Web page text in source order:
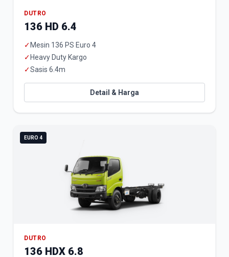
DUTRO
136 HD 6.4
✓ Mesin 136 PS Euro 4
✓ Heavy Duty Kargo
✓Sasis 6.4m
Detail & Harga
EURO 4
DUTRO
136 HDX 6.8